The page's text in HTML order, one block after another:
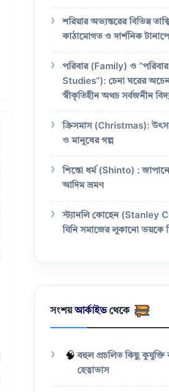
শরিয়ার অভ্যন্তরের বিভিন্ন
কাঠামোগত ও দার্শনিক
পরিবার (Family) ও “পরিবার
Studies”): চেনা ঘরের
স্বীকৃতিহীন অথচ সর্বজনীন
ক্রিসমাস (Christmas):
ও মানুষের গল্প
শিন্তো ধর্ম (Shinto) :
আদিম ভ্রমণ
স্ট্যানলি কোহেন (Stanley
যিনি সমাজের লুকানো ভয়কে
সংশয়আর্কাইভথেকে
🧠 বহুল প্রচলিত কিছু কুযুক্তি
হেত্বাভাস